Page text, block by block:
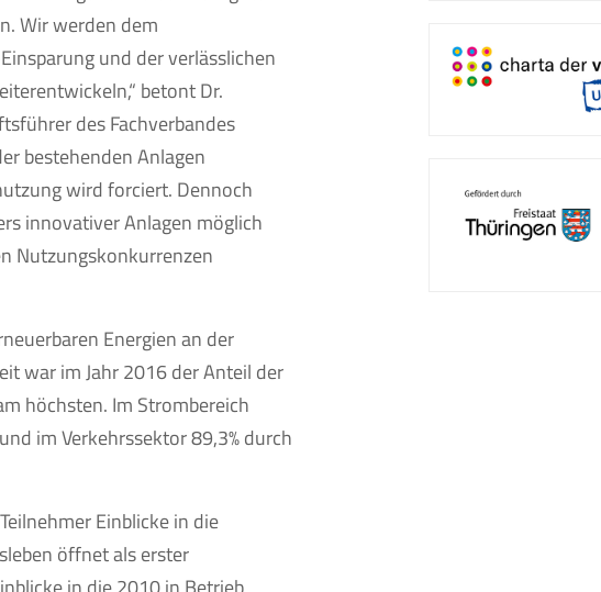
Wir werden dem
und der verlässlichen
betont Dr.
des Fachverbandes
bestehenden Anlagen
wird forciert. Dennoch
innovativer Anlagen möglich
Nutzungskonkurrenzen
Energien an der
war im Jahr 2016 der Anteil der
höchsten. Im Strombereich
im Verkehrssektor 89,3% durch
Einblicke in die
öffnet als erster